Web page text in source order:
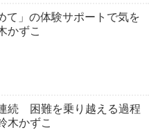
て」の体験サポートで気を
かずこ
続 困難を乗り越える過程
木かずこ